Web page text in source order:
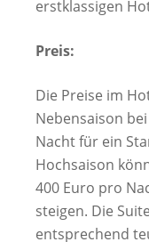
erstklassigen
Preis:
Die Preise im
Nebensaison
Nacht für ein
Hochsaison
400 Euro pro
steigen. Die
entsprechend